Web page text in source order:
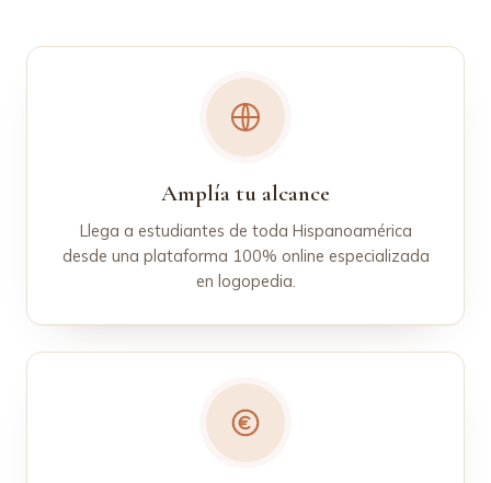
Amplía tu alcance
Llega a estudiantes de toda Hispanoamérica
desde una plataforma 100% online especializada
en logopedia.